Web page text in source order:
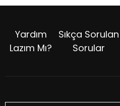
Yardım
Lazım Mı?
Sıkça Sorulan
Sorular